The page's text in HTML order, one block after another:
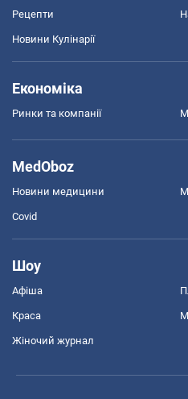
Рецепти
Новини Кулінарії
Економіка
Ринки та компанії
MedOboz
Новини медицини
Covid
Шоу
Афіша
Краса
Жіночий журнал